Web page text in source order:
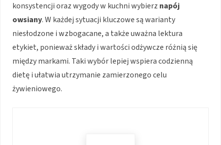
konsystencji oraz wygody w kuchni wybierz napój
owsiany. W każdej sytuacji kluczowe są warianty
niesłodzone i wzbogacane, a także uważna lektura
etykiet, ponieważ składy i wartości odżywcze różnią się
między markami. Taki wybór lepiej wspiera codzienną
dietę i ułatwia utrzymanie zamierzonego celu
żywieniowego.